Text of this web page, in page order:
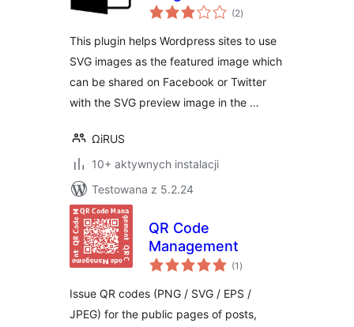
(2wszystkich
ocen
)
This plugin helps Wordpress sites to use
SVG images as the featured image which
can be shared on Facebook or Twitter
with the SVG preview image in the …
ΩiRUS
10+ aktywnych instalacji
Testowana z 5.2.24
QR Code
Management
(1 wszystkich
ocen
)
Issue QR codes (PNG / SVG / EPS /
JPEG) for the public pages of posts,